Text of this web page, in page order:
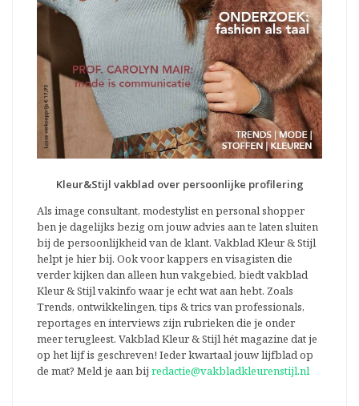
Kleur&Stijl vakblad over persoonlijke profilering
Als image consultant, modestylist en personal shopper
ben je dagelijks bezig om jouw advies aan te laten sluiten
bij de persoonlijkheid van de klant. Vakblad Kleur & Stijl
helpt je hier bij. Ook voor kappers en visagisten die
verder kijken dan alleen hun vakgebied, biedt vakblad
Kleur & Stijl vakinfo waar je echt wat aan hebt. Zoals
Trends, ontwikkelingen, tips & trics van professionals,
reportages en interviews zijn rubrieken die je onder
meer terugleest. Vakblad Kleur & Stijl hét magazine dat je
op het lijf is geschreven! Ieder kwartaal jouw lijfblad op
de mat? Meld je aan bij redactie@vakbladkleurenstijl.nl